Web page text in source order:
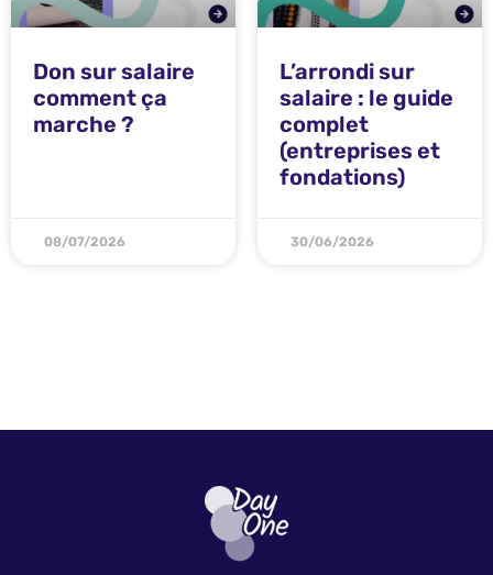
Don sur salaire
comment ça
marche ?
08/07/2026
L’arrondi sur
salaire : le guide
complet
(entreprises et
fondations)
30/06/2026